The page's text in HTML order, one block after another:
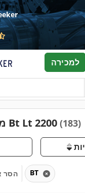
למכירה
משמש למכירה Bt Lt 2200 (183)
הסר BT